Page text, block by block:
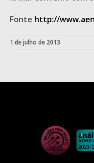
Fonte http://
1 de julho de 2013